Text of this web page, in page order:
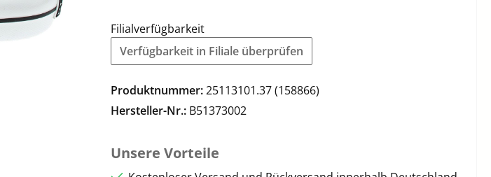
Filialverfügbarkeit
Verfügbarkeit in Filiale überprüfen
Produktnummer:25113101.37 (158866)
Hersteller-Nr.: B51373002
Unsere Vorteile